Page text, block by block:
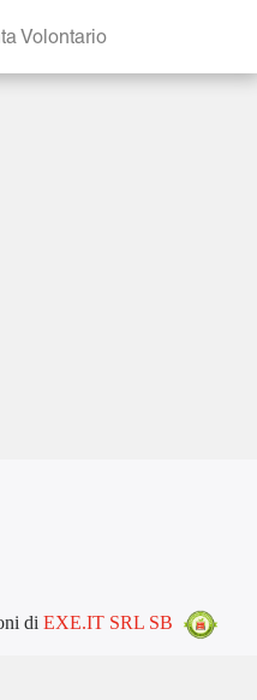
Volontario
di EXE.IT SRL SB